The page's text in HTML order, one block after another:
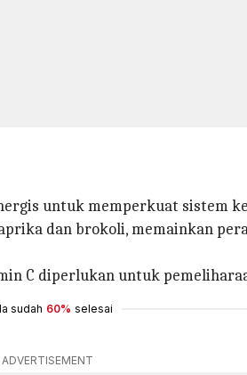
untuk memperkuat sistem
dan brokoli, memainkan
C diperlukan untuk
sudah 60% selesai
ADVERTISEMENT